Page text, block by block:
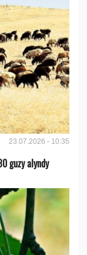
23.07.2026 - 10:35
guzy alyndy